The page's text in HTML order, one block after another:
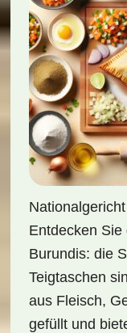
Entdecken
Burundis: die
Teigtaschen
aus Fleisch,
gefüllt und